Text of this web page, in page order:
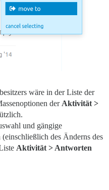
wäre in der Liste der
der Aktivität >
und gängige
des Änderns des
Aktivität > Antworten